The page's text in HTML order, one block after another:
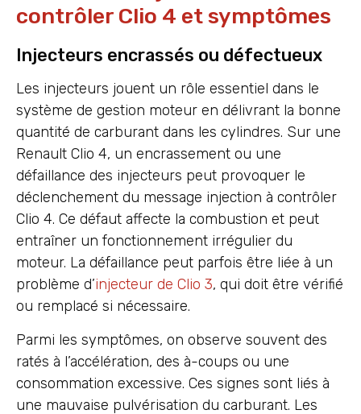
contrôler Clio 4 et symptômes
Injecteurs encrassés ou défectueux
Les injecteurs jouent un rôle essentiel dans le
système de gestion moteur en délivrant la bonne
quantité de carburant dans les cylindres. Sur une
Renault Clio 4, un encrassement ou une
défaillance des injecteurs peut provoquer le
déclenchement du message injection à contrôler
Clio 4. Ce défaut affecte la combustion et peut
entraîner un fonctionnement irrégulier du
moteur. La défaillance peut parfois être liée à un
problème d’injecteur de Clio 3, qui doit être vérifié
ou remplacé si nécessaire.
Parmi les symptômes, on observe souvent des
ratés à l’accélération, des à-coups ou une
consommation excessive. Ces signes sont liés à
une mauvaise pulvérisation du carburant. Les